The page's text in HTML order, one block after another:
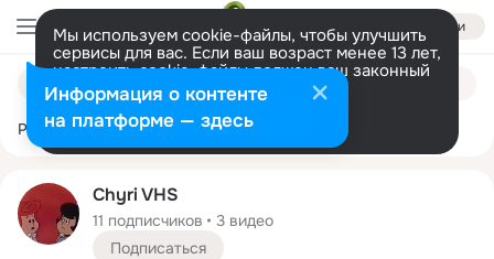
Войти
Мы используем cookie-файлы, чтобы улучшить
сервисы для вас. Если ваш возраст менее 13 лет,
настроить cookie-файлы должен ваш законный
представитель. Больше информации
Разрешить все Настроить
видео
каналов
Рекомендации Коллекции Еще
Chyri VHS
11 подписчиков
3 видео
Подписаться
Информация о контенте
на платформе — здесь